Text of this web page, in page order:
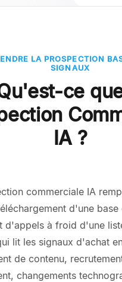
LA PROSPECTION
SIGNAUX
ce
IA ?
commerciale IA
d'une base
d'appels à froid d'une
lit les signaux d'achat
de contenu,
changements